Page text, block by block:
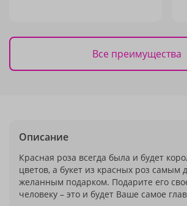
Все преимущества
Описание
Красная роза всегда была и будет
цветов, а букет из красных роз самым
желанным подарком. Подарите его
человеку – это и будет Ваше самое